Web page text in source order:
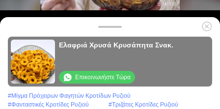
Ελαφριά Χρυσά Κρυσάπητα Σνακ.
Επικοινωνήστε Τώρα
#Μίγμα Πρόχειρων Φαγητών Κροτίδων Ρυζιού
#Φανταστικές Κροτίδες Ρυζιού #Τριζάτες Κροτίδες Ρυζιού